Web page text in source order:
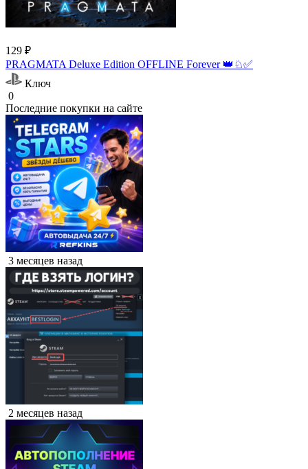
129 ₽
PRAGMATA Deluxe Edition OFFLINE Forever 👑♘✅
Ключ
0
Последние покупки на сайте
3 месяцев назад
2 месяцев назад